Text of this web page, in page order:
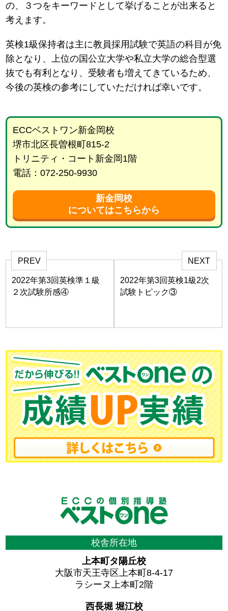
の、３つをキーワードとして挙げることが出来ると
考えます。
英検1級保持者は主に教員採用試験で英語の科目が免
除となり、上位の国公立大学や私立大学の総合型選
抜でも有利となり、受験者も増えてきているため、
今後の英検の参考にしていただければ幸いです。
ECCベストワン新金岡校
堺市北区長曽根町815-2
トリニティ・コート新金岡1階
電話：072-250-9930
新金岡校
についてはこちらから
PREV
2022年第3回英検準１級
２次試験所感④
NEXT
2022年第3回英検1級2次
試験トピック③
校舎所在地
上本町タ陽丘校
大阪市天王寺区上本町8-4-17
ラシーヌ上本町2階
西長堀 堀江校